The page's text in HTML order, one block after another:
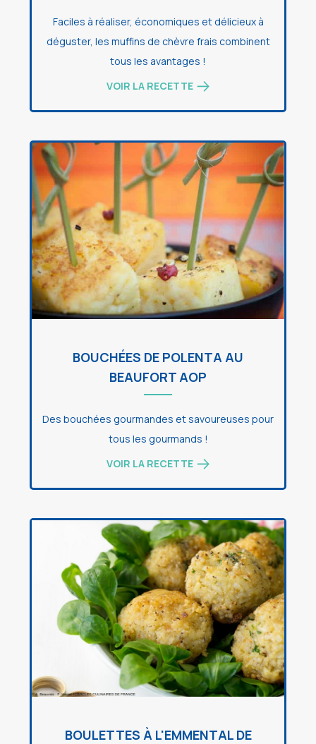
Faciles à réaliser, économiques et délicieux à
déguster, les muffins de chèvre frais combinent
tous les avantages !
VOIR LA RECETTE
BOUCHÉES DE POLENTA AU
BEAUFORT AOP
Des bouchées gourmandes et savoureuses pour
tous les gourmands !
VOIR LA RECETTE
BOULETTES À L'EMMENTAL DE